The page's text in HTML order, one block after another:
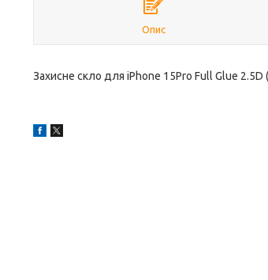
Опис
Захисне скло для iPhone 15Pro Full Glue 2.5D